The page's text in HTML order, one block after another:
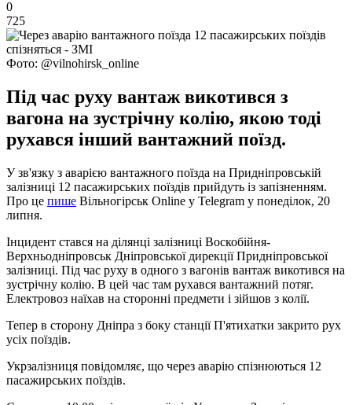
0
725
Фото: @vilnohirsk_online
Під час руху вантаж викотився з
вагона на зустрічну колію, якою тоді
рухався інший вантажний поїзд.
У зв'язку з аварією вантажного поїзда на Придніпровській
залізниці 12 пасажирських поїздів прийдуть із запізненням.
Про це пише Вільногірськ Online у Telegram у понеділок, 20
липня.
Інцидент стався на ділянці залізниці Воскобійня-
Верхньодніпровськ Дніпровської дирекції Придніпровської
залізниці. Під час руху в одного з вагонів вантаж викотився на
зустрічну колію. В цей час там рухався вантажний потяг.
Електровоз наїхав на сторонні предмети і зійшов з колії.
Тепер в сторону Дніпра з боку станції П'ятихатки закрито рух
усіх поїздів.
Укрзалізниця повідомляє, що через аварію спізнюються 12
пасажирських поїздів.